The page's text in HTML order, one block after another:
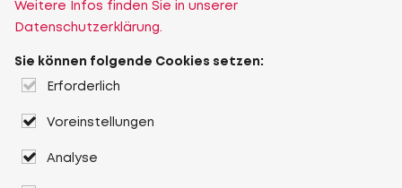
Weitere Infos finden Sie in unserer
Datenschutzerklärung.
Sie können folgende Cookies setzen:
Erforderlich
Voreinstellungen
Analyse